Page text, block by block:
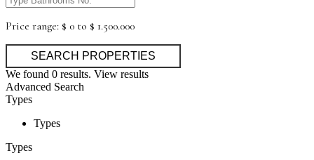
Price range: $ 0 to $ 1.500.000
We found 0 results. View results
Advanced Search
Types
Types
Types